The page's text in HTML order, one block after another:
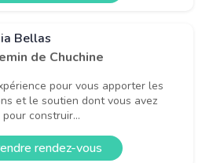
Bellas
de Chuchine
pour vous apporter les
et le soutien dont vous avez
construir...
rendez-vous